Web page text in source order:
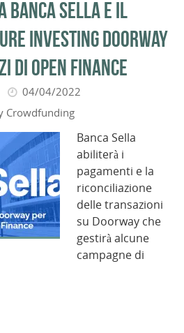
Sella e il
investing Doorway
di Open Finance
04/04/2022
Crowdfunding
Banca Sella
abiliterà i
pagamenti e la
riconciliazione
delle transazioni
su Doorway che
gestirà alcune
campagne di